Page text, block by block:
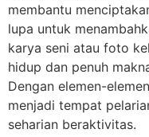
membantu
lupa untuk
karya seni atau foto
hidup dan penuh
Dengan elemen-
menjadi tempat
seharian beraktivitas.